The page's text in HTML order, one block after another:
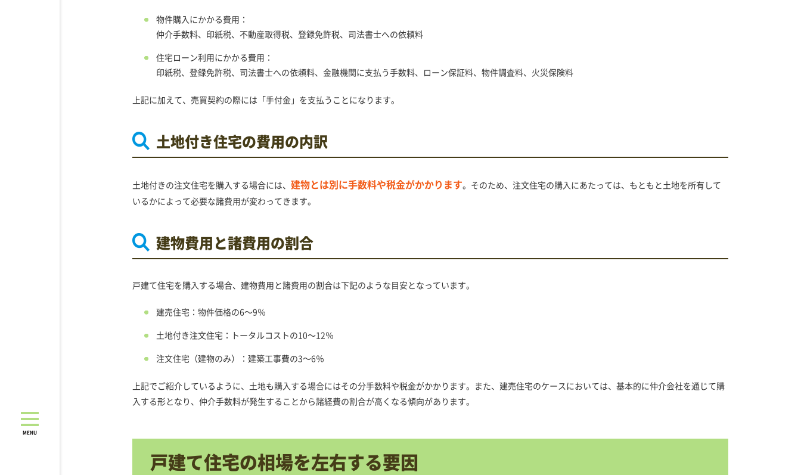
MENU
物件購入にかかる費用：
仲介手数料、印紙税、不動産取得税、登録免許税、司法書士への依頼料
住宅ローン利用にかかる費用：
印紙税、登録免許税、司法書士への依頼料、金融機関に支払う手数料、ローン保証料、物件調査料、火災保険料
上記に加えて、売買契約の際には「手付金」を支払うことになります。
土地付き住宅の費用の内訳
土地付きの注文住宅を購入する場合には、 建物とは別に手数料や税金がかかります。そのため、注文住宅の購入にあたっては、もともと土地を所有して
いるかによって必要な諸費用が変わってきます。
建物費用と諸費用の割合
戸建て住宅を購入する場合、建物費用と諸費用の割合は下記のような目安となっています。
建売住宅：物件価格の6～9％
土地付き注文住宅：トータルコストの10～12％
注文住宅（建物のみ）：建築工事費の3～6％
上記でご紹介しているように、土地も購入する場合にはその分手数料や税金がかかります。また、建売住宅のケースにおいては、基本的に仲介会社を通じて購
入する形となり、仲介手数料が発生することから諸経費の割合が高くなる傾向があります。
戸建て住宅の相場を左右する要因